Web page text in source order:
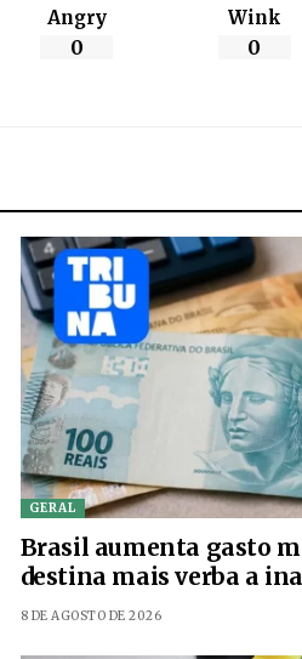
Angry
0
Wink
0
GERAL
Brasil aumenta gasto
destina mais verba a
8 DE AGOSTO DE 2026